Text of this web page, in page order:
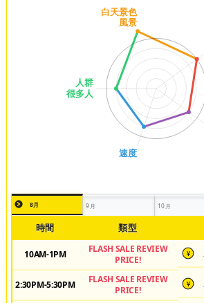
8月 9月 10月
時間 類型
10AM-1PM
FLASH SALE REVIEW
PRICE!
¥
2:30PM-5:30PM
FLASH SALE REVIEW
PRICE!
¥